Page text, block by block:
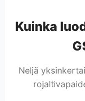
Kuinka
Neljä